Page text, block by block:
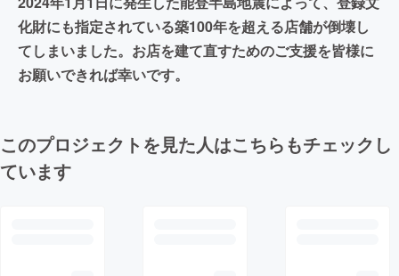
化財にも指定されている築100年を超える店舗が倒壊し
てしまいました。お店を建て直すためのご支援を皆様に
お願いできれば幸いです。
このプロジェクトを見た人はこちらもチェックし
ています